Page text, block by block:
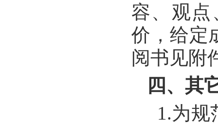
容、观点
价，给定
阅书见附
四、其
1.为规